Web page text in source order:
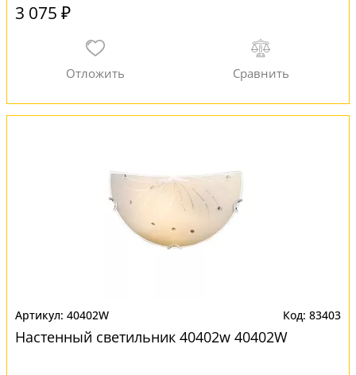
3 075 ₽
40402W 83403
Настенный светильник 40402w 40402W